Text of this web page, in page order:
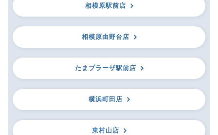
相模原駅前店
相模原由野台店
たまプラーザ駅前店
横浜町田店
東村山店